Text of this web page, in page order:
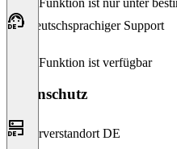
Diese Funktion ist nur unter
Deutschsprachiger Support
Diese Funktion ist verfügbar
Datenschutz
Serverstandort DE